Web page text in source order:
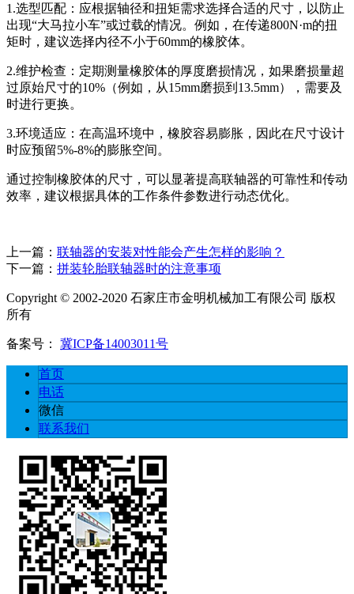
1.选型匹配：应根据轴径和扭矩需求选择合适的尺寸，以防止
出现“大马拉小车”或过载的情况。例如，在传递800N·m的扭
矩时，建议选择内径不小于60mm的橡胶体。
2.维护检查：定期测量橡胶体的厚度磨损情况，如果磨损量超
过原始尺寸的10%（例如，从15mm磨损到13.5mm），需要及
时进行更换。
3.环境适应：在高温环境中，橡胶容易膨胀，因此在尺寸设计
时应预留5%-8%的膨胀空间。
通过控制橡胶体的尺寸，可以显著提高联轴器的可靠性和传动
效率，建议根据具体的工作条件参数进行动态优化。
上一篇： 联轴器的安装对性能会产生怎样的影响？
下一篇： 拼装轮胎联轴器时的注意事项
Copyright © 2002-2020 石家庄市金明机械加工有限公司 版权
所有
备案号： 冀ICP备14003011号
首页
电话
微信
联系我们